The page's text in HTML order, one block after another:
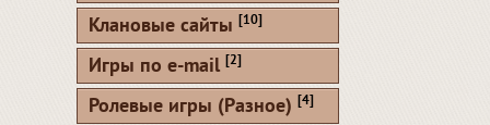
Клановые сайты [10]
Игры по e-mail [2]
Ролевые игры (Разное) [4]